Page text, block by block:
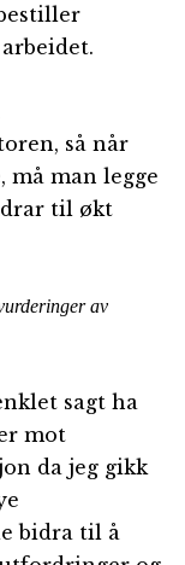
så når
må man legge
til økt
av
sagt ha
mot
da jeg gikk
bidra til å